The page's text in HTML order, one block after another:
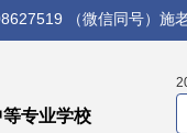
（微信同号）施
专业学校